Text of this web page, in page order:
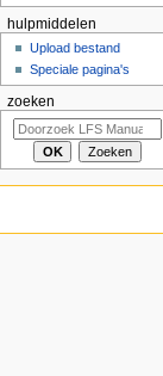
hulpmiddelen
Upload bestand
Speciale pagina's
zoeken